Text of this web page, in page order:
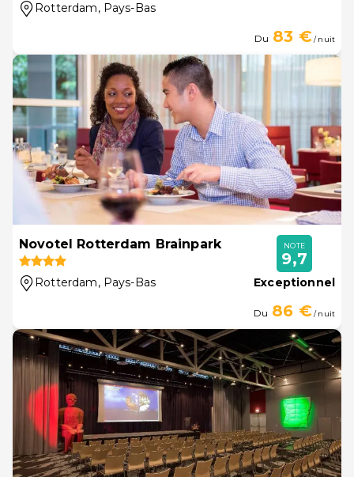
Rotterdam, Pays-Bas
Du 83 €/ nuit
Novotel Rotterdam Brainpark
Rotterdam, Pays-Bas
NOTE
9,7
Exceptionnel
Du 86 €/ nuit